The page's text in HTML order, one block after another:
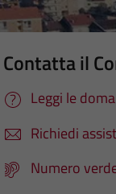
Contatta il
Leggi le
Richiedi
Numero